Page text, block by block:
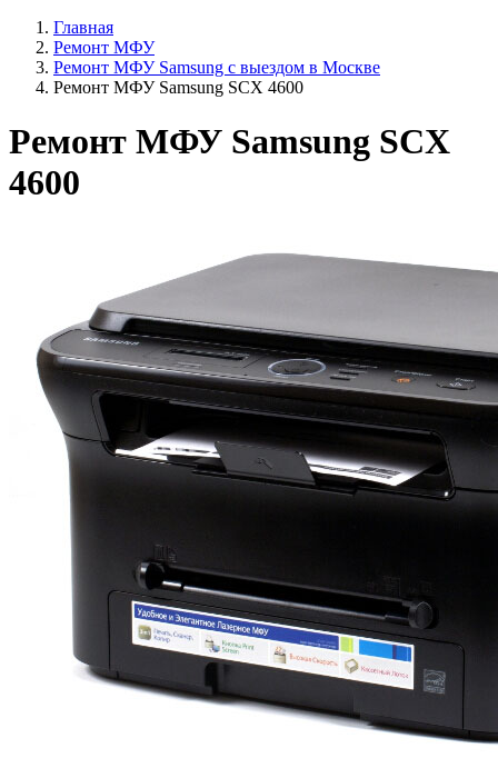
Главная
Ремонт МФУ
Ремонт МФУ Samsung с выездом в Москве
Ремонт МФУ Samsung SCX 4600
Ремонт МФУ Samsung SCX
4600